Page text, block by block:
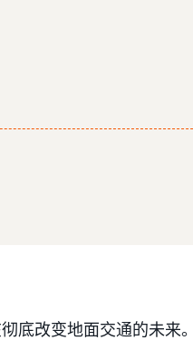
底改变地面交通的未来